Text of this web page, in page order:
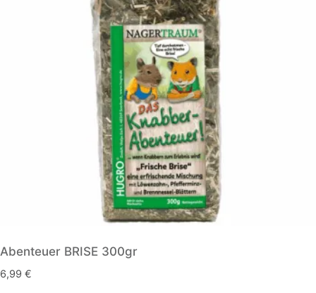
Abenteuer BRISE 300gr
6,99 €